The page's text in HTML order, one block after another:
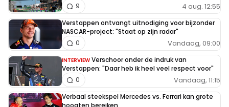
4 aug. 12:55
9
Verstappen ontvangt uitnodiging voor bijzonder
NASCAR-project: "Staat op zijn radar"
Vandaag, 09:00
0
INTERVIEW Verschoor onder de indruk van
Verstappen: "Daar heb ik heel veel respect voor"
Vandaag, 11:15
0
Verbaal steekspel Mercedes vs. Ferrari kan grote